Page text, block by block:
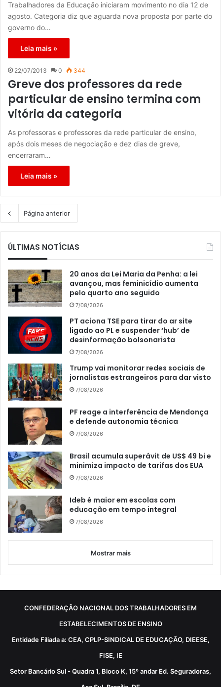
Trabalhadores da Educação iniciaram movimento no dia 12 de
agosto. Categoria diz que aguarda nova proposta por parte do
governo do…
Leia mais »
22/07/2013 0 344
Greve dos professores da rede
particular de ensino termina com
vitória da categoria
As professoras e professores da rede particular de ensino,
após dois meses de negociação e dez dias de greve,
encerraram…
Leia mais »
Página anterior
ÚLTIMAS NOTÍCIAS
20 anos da Lei Maria da Penha: a lei
avançou, mas feminicídio aumenta
pelo quarto ano seguido
7/08/2026
PT aciona TSE para tirar do ar site
ligado ao PL e suspender ‘hub’ de
desinformação bolsonarista
7/08/2026
Trump vai monitorar redes sociais de
jornalistas estrangeiros para dar visto
7/08/2026
PF reage a interferência de Mendonça
e defende autonomia técnica
7/08/2026
Brasil acumula superávit de US$ 49 bi e
minimiza impacto de tarifas dos EUA
7/08/2026
Ideb é maior em escolas com
educação em tempo integral
7/08/2026
Mostrar mais
CONFEDERAÇÃO NACIONAL DOS TRABALHADORES EM
ESTABELECIMENTOS DE ENSINO
Entidade Filiada a: CEA, CPLP-SINDICAL DE EDUCAÇÃO, DIEESE,
FISE, IE
Setor Bancário Sul - Quadra 1, Bloco K, 15º andar Ed. Seguradoras,